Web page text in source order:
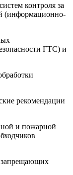
контроля за
(информационно-
ГТС) и
рекомендации
и пожарной
запрещающих